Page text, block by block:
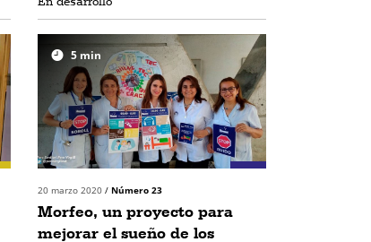
5min
20 marzo 2020 / Número 23
Morfeo, un proyecto para
mejorar el sueño de los